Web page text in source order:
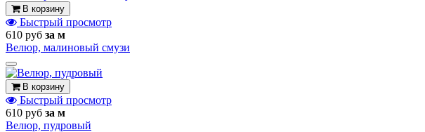
В корзину
Быстрый просмотр
610 руб за м
Велюр, малиновый смузи
В корзину
Быстрый просмотр
610 руб за м
Велюр, пудровый